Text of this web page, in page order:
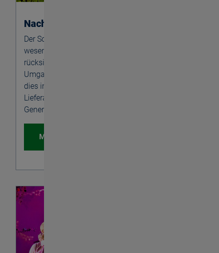
Nachhaltigkeit
Der Schutz unserer Umwelt ist uns ein
wesentliches Anliegen. Wir pflegen einen
rücksichtsvollen und verantwortungs­bewussten
Umgang mit Ressourcen und der Natur. Wir tun
dies im Sinne unserer Mitarbeiter, Kunden,
Lieferanten und im Blick auf künftige
Generationen.
Mehr erfahren